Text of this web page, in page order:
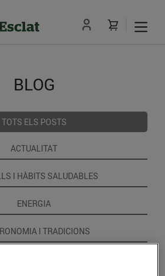
BLOG
TOTS ELS POSTS
ACTUALITAT
I HÀBITS SALUDABLES
ENERGIA
I TRADICIONS